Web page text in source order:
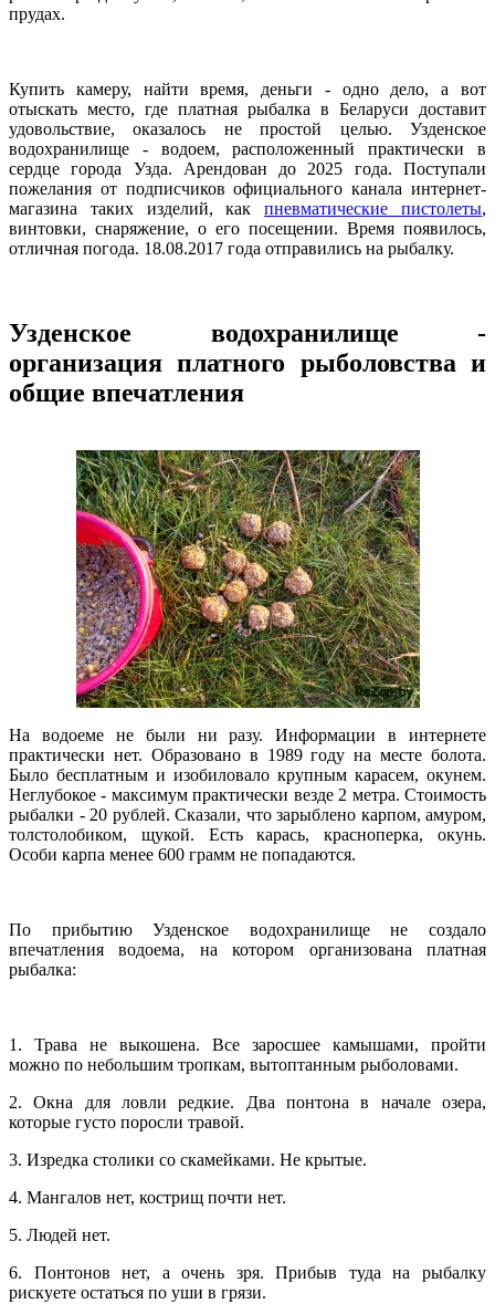
прудах.
Купить камеру, найти время, деньги - одно дело, а вот
отыскать место, где платная рыбалка в Беларуси доставит
удовольствие, оказалось не простой целью. Узденское
водохранилище - водоем, расположенный практически в
сердце города Узда. Арендован до 2025 года. Поступали
пожелания от подписчиков официального канала интернет-
магазина таких изделий, какпневматические пистолеты,
винтовки, снаряжение, о его посещении. Время появилось,
отличная погода. 18.08.2017 года отправились на рыбалку.
Узденское водохранилище -
организация платного рыболовства и
общие впечатления
На водоеме не были ни разу. Информации в интернете
практически нет. Образовано в 1989 году на месте болота.
Было бесплатным и изобиловало крупным карасем, окунем.
Неглубокое - максимум практически везде 2 метра. Стоимость
рыбалки - 20 рублей. Сказали, что зарыблено карпом, амуром,
толстолобиком, щукой. Есть карась, красноперка, окунь.
Особи карпа менее 600 грамм не попадаются.
По прибытию Узденское водохранилище не создало
впечатления водоема, на котором организована платная
рыбалка:
1. Трава не выкошена. Все заросшее камышами, пройти
можно по небольшим тропкам, вытоптанным рыболовами.
2. Окна для ловли редкие. Два понтона в начале озера,
которые густо поросли травой.
3. Изредка столики со скамейками. Не крытые.
4. Мангалов нет, кострищ почти нет.
5. Людей нет.
6. Понтонов нет, а очень зря. Прибыв туда на рыбалку
рискуете остаться по уши в грязи.